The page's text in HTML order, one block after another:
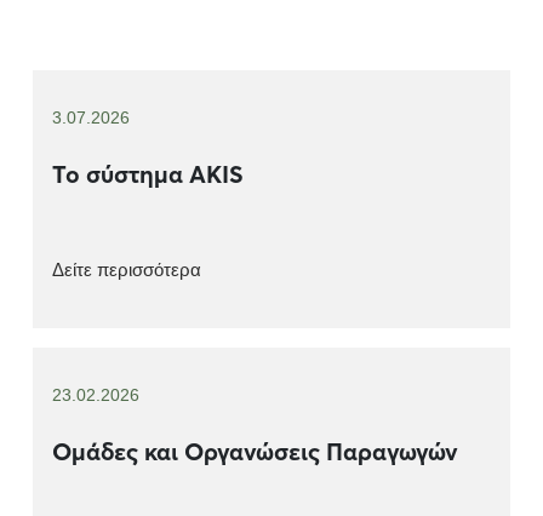
3.07.2026
Το σύστημα AKIS
Δείτε περισσότερα
23.02.2026
Ομάδες και Οργανώσεις Παραγωγών